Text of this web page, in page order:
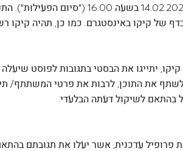
- הפעילות תחל ביום 04.02.2025 בשעה 12.00 ("תחילת
תכונה "תקופת הפעילות". הכרזה על הזוכים בפעילות תבוצע ביום 16.02.2025 עד השעה 12.00 בדף
יתייגו את הבסטי בתגובות לפוסט שיעלה
את התוכן, לרבות את פרטי המשתתף/
בהתאם לשיקול דעתה הבלעדי.
פרופיל עדכנית, אשר יעלו את תגובתם